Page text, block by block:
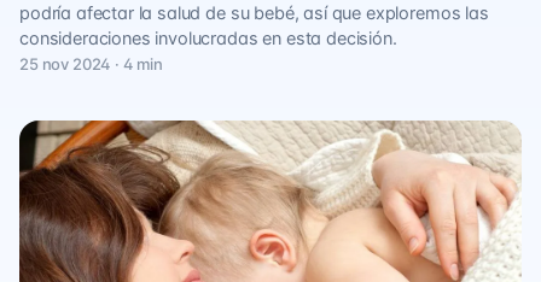
podría afectar la salud de su bebé, así que exploremos las
consideraciones involucradas en esta decisión.
25 nov 2024 · 4 min